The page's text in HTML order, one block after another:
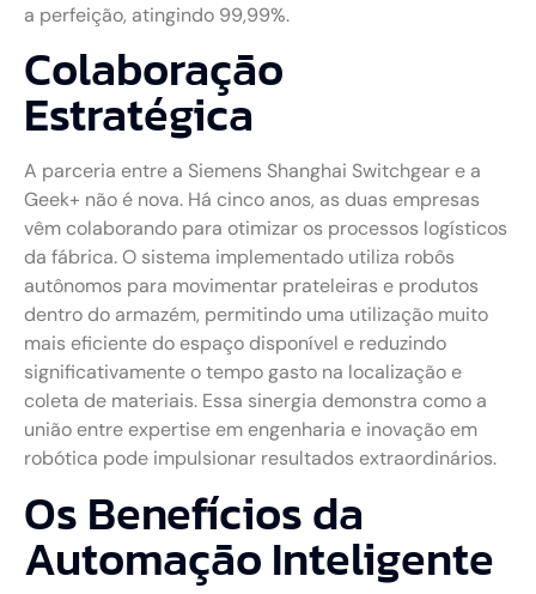
a perfeição, atingindo 99,99%.
Colaboração
Estratégica
A parceria entre a Siemens Shanghai Switchgear e a
Geek+ não é nova. Há cinco anos, as duas empresas
vêm colaborando para otimizar os processos logísticos
da fábrica. O sistema implementado utiliza robôs
autônomos para movimentar prateleiras e produtos
dentro do armazém, permitindo uma utilização muito
mais eficiente do espaço disponível e reduzindo
significativamente o tempo gasto na localização e
coleta de materiais. Essa sinergia demonstra como a
união entre expertise em engenharia e inovação em
robótica pode impulsionar resultados extraordinários.
Os Benefícios da
Automação Inteligente